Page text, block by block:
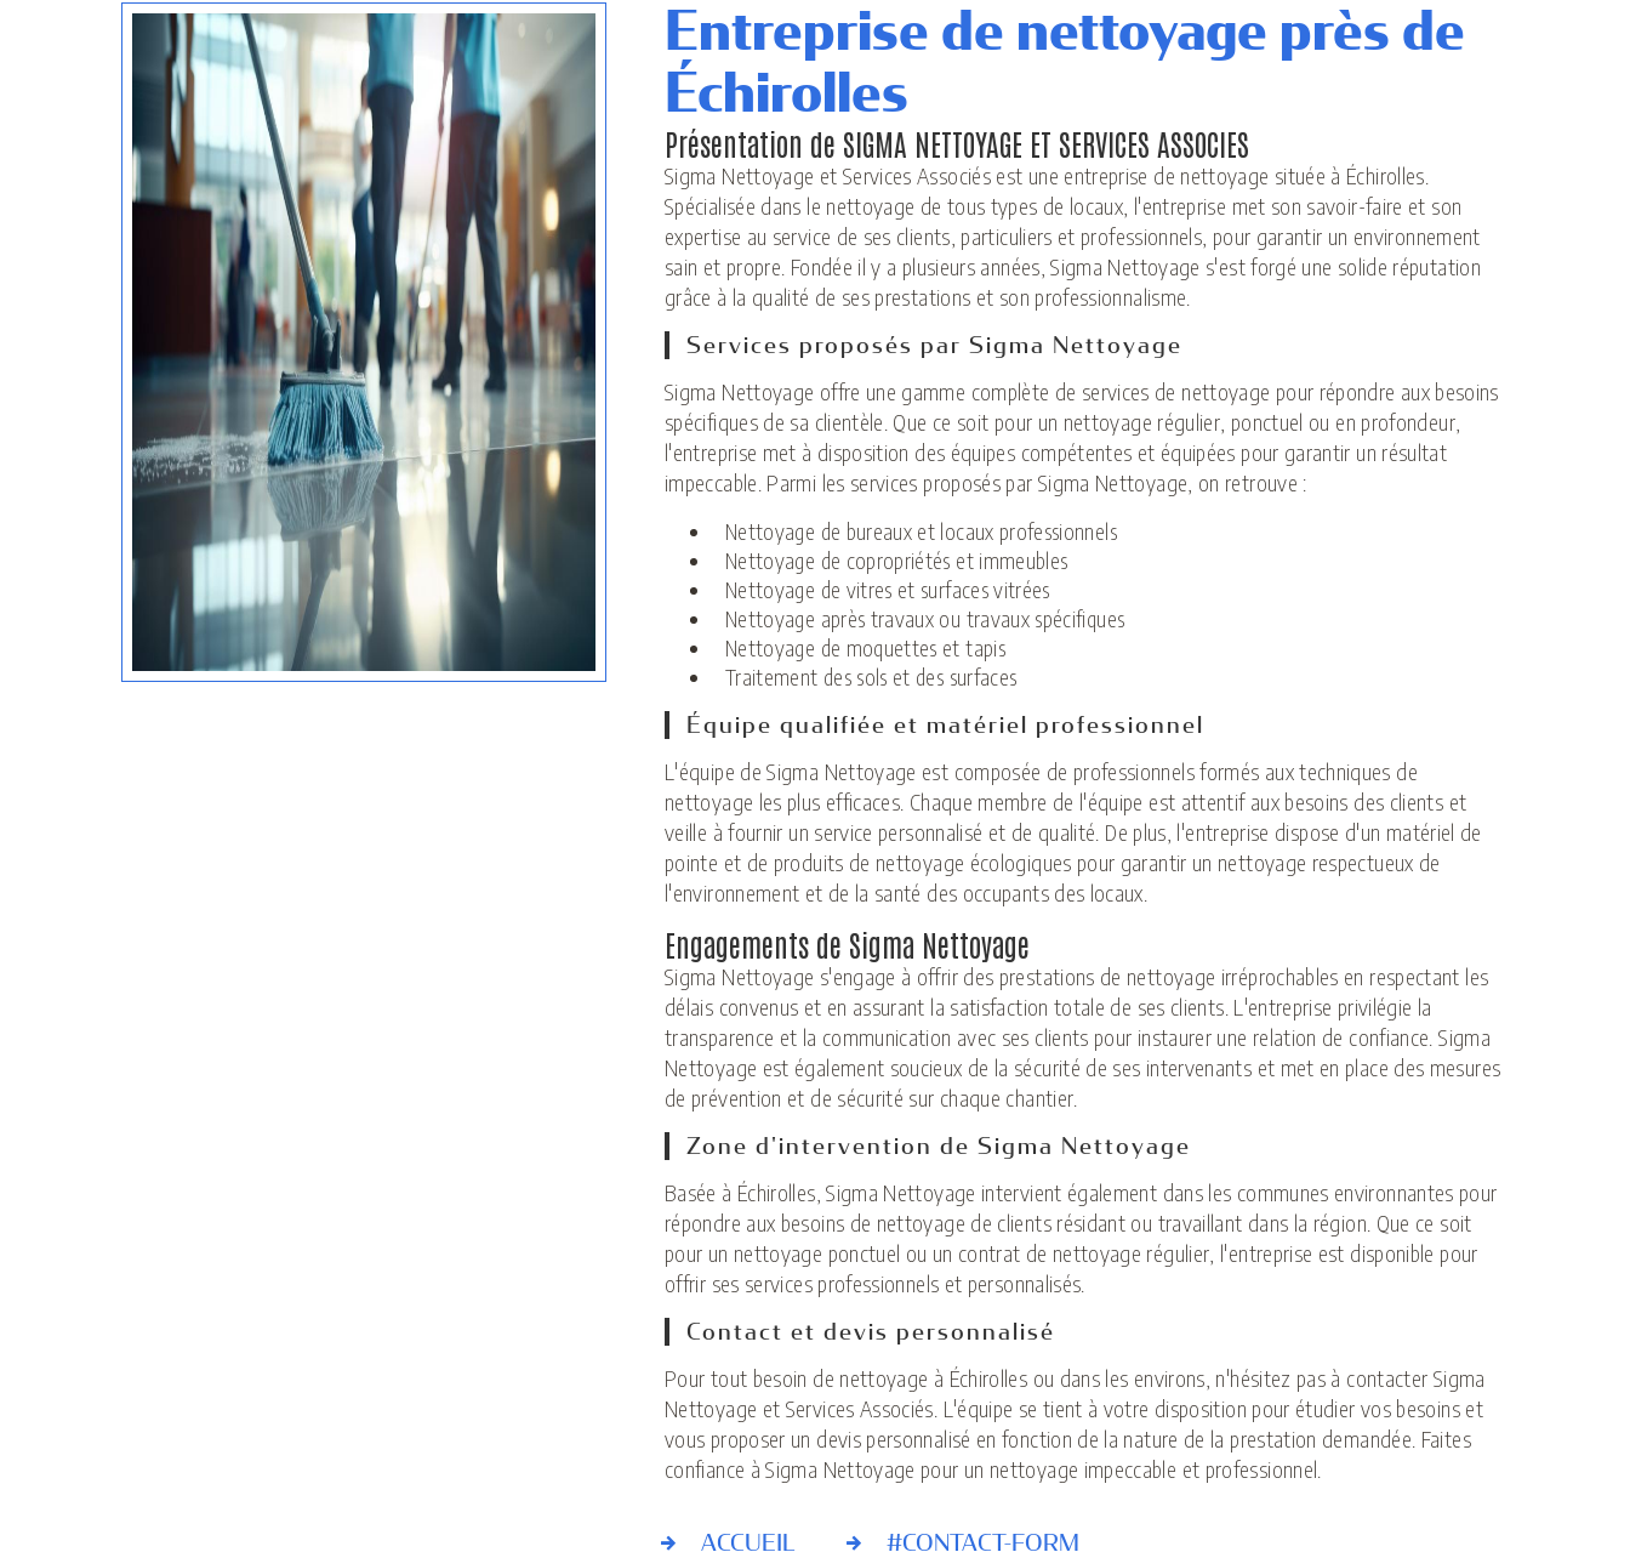
Entreprise de nettoyage près de
Échirolles
Présentation de SIGMA NETTOYAGE ET SERVICES ASSOCIES
Sigma Nettoyage et Services Associés est une entreprise de nettoyage située à Échirolles.
Spécialisée dans le nettoyage de tous types de locaux, l'entreprise met son savoir-faire et son
expertise au service de ses clients, particuliers et professionnels, pour garantir un environnement
sain et propre. Fondée il y a plusieurs années, Sigma Nettoyage s'est forgé une solide réputation
grâce à la qualité de ses prestations et son professionnalisme.
Services proposés par Sigma Nettoyage
Sigma Nettoyage offre une gamme complète de services de nettoyage pour répondre aux besoins
spécifiques de sa clientèle. Que ce soit pour un nettoyage régulier, ponctuel ou en profondeur,
l'entreprise met à disposition des équipes compétentes et équipées pour garantir un résultat
impeccable. Parmi les services proposés par Sigma Nettoyage, on retrouve :
Nettoyage de bureaux et locaux professionnels
Nettoyage de copropriétés et immeubles
Nettoyage de vitres et surfaces vitrées
Nettoyage après travaux ou travaux spécifiques
Nettoyage de moquettes et tapis
Traitement des sols et des surfaces
Équipe qualifiée et matériel professionnel
L'équipe de Sigma Nettoyage est composée de professionnels formés aux techniques de
nettoyage les plus efficaces. Chaque membre de l'équipe est attentif aux besoins des clients et
veille à fournir un service personnalisé et de qualité. De plus, l'entreprise dispose d'un matériel de
pointe et de produits de nettoyage écologiques pour garantir un nettoyage respectueux de
l'environnement et de la santé des occupants des locaux.
Engagements de Sigma Nettoyage
Sigma Nettoyage s'engage à offrir des prestations de nettoyage irréprochables en respectant les
délais convenus et en assurant la satisfaction totale de ses clients. L'entreprise privilégie la
transparence et la communication avec ses clients pour instaurer une relation de confiance. Sigma
Nettoyage est également soucieux de la sécurité de ses intervenants et met en place des mesures
de prévention et de sécurité sur chaque chantier.
Zone d'intervention de Sigma Nettoyage
Basée à Échirolles, Sigma Nettoyage intervient également dans les communes environnantes pour
répondre aux besoins de nettoyage de clients résidant ou travaillant dans la région. Que ce soit
pour un nettoyage ponctuel ou un contrat de nettoyage régulier, l'entreprise est disponible pour
offrir ses services professionnels et personnalisés.
Contact et devis personnalisé
Pour tout besoin de nettoyage à Échirolles ou dans les environs, n'hésitez pas à contacter Sigma
Nettoyage et Services Associés. L'équipe se tient à votre disposition pour étudier vos besoins et
vous proposer un devis personnalisé en fonction de la nature de la prestation demandée. Faites
confiance à Sigma Nettoyage pour un nettoyage impeccable et professionnel.
ACCUEIL #CONTACT-FORM